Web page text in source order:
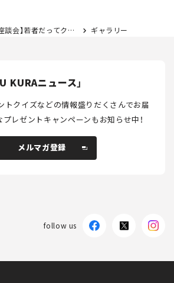
若者だってクルマ好き！ 僕たちのリアル・カーライフ：お金とSNS篇──YOUNG CAR NUTS ＜Vol.03＞ ギャラリー
KURAニュース」
トクイズなどの情報盛りだくさんでお届
レゼントキャンペーンもお知らせ中！
メルマガ登録
follow us